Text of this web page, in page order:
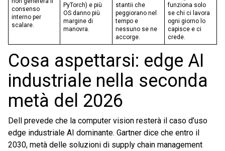
consenso
interno per
scalare.
PyTorch) e più
OS danno più
margine di
manovra.
stantii che
peggiorano nel
tempo e
nessuno se ne
accorge.
funziona solo
se chi ci lavora
ogni giorno lo
capisce e ci
crede.
Cosa aspettarsi: edge AI
industriale nella seconda
metà del 2026
Dell prevede che la computer vision resterà il caso d’uso
edge industriale AI dominante. Gartner dice che entro il
2030, metà delle soluzioni di supply chain management